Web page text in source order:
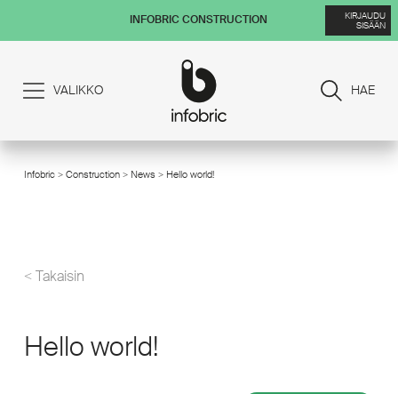
INFOBRIC CONSTRUCTION
KIRJAUDU
SISÄÄN
VALIKKO HAE
Infobric> Construction> News > Hello world!/
< Takaisin
Hello world!